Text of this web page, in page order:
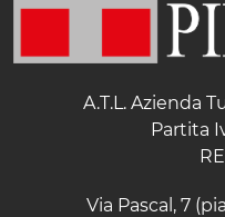
A.T.L. Azienda
Partita
Via Pascal, 7